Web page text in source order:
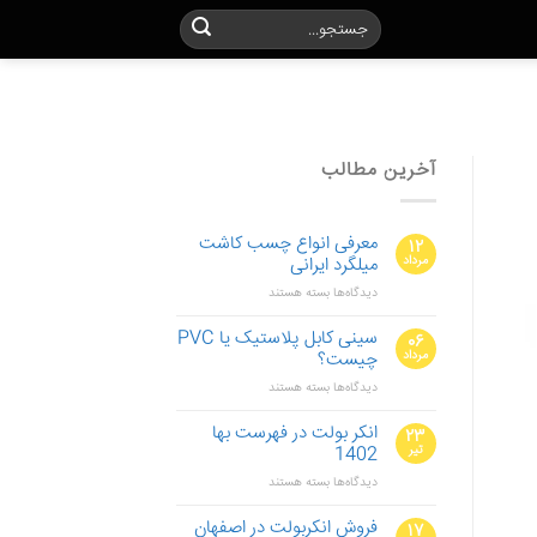
آخرین مطالب
۱۲
مرداد
معرفی انواع چسب کاشت
میلگرد ایرانی
دیدگاه‌هابرای
انواع
چسب
کاشت
میلگرد
بسته هستند
۰۶
مرداد
سینی کابل پلاستیک یا PVC
چیست؟
دیدگاه‌هابرای
کابل
پلاستیک
PVC
بسته هستند
۲۳
تیر
انکر بولت در فهرست بها
1402
دیدگاه‌هابرای
بولت
بسته هستند
۱۷ فروش انکربولت در اصفهان